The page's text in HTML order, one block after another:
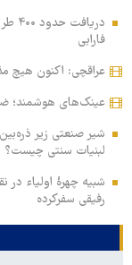
فارابی
عراقچی: اکنون هیچ
عینک‌های هوشمند؛
شیر صنعتی زیر
لبنیات سنتی چیست؟
شبیه چهرۀ اولیاء در
رفیقی سفرکرده